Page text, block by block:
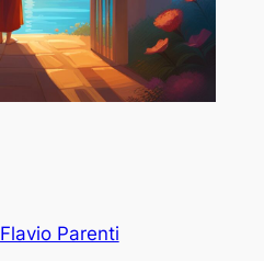
Flavio Parenti